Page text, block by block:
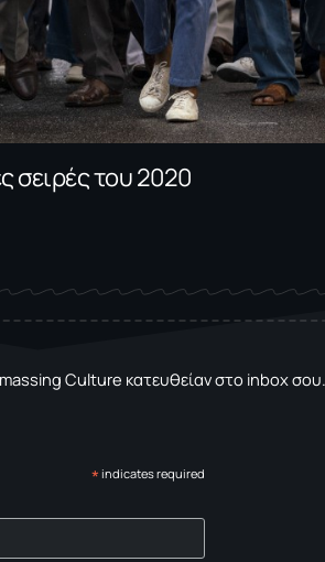
σειρές του 2020
Culture κατευθείαν στο inbox
* indicates required